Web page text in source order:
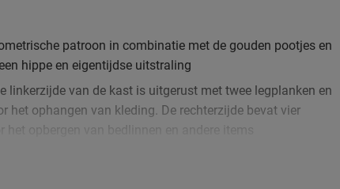
patroon in combinatie met de gouden pootjes en
hippe en eigentijdse uitstraling
linkerzijde van de kast is uitgerust met twee legplanken en
het ophangen van kleding. De rechterzijde bevat vier
het opbergen van bedlinnen en andere items